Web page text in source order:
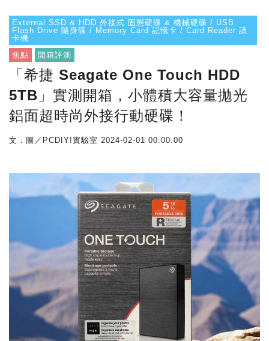
External SSD & HDD 外接式 固態硬碟 & 機械硬碟 / USB
Flash Drive 隨身碟 / Memory Card 記憶卡 / Card Reader 讀
卡機
焦點
開箱評測
「希捷 Seagate One Touch HDD
5TB」實測開箱，小體積大容量拋光
鋁面超時尚外接行動硬碟！
文．圖／PCDIY!實驗室 2024-02-01 00:00:00